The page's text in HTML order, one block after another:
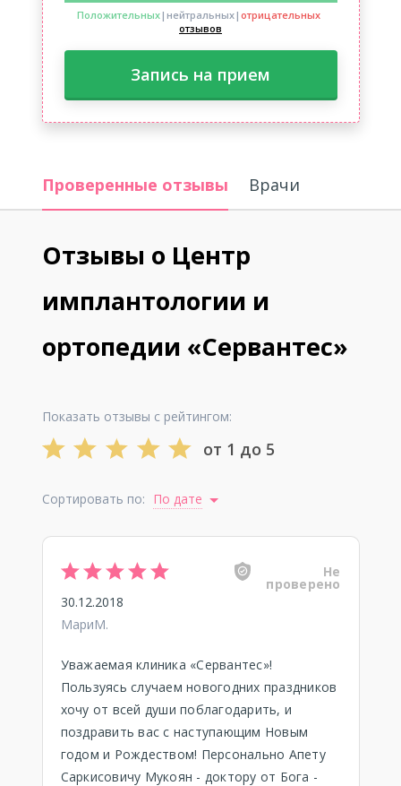
Положительных|нейтральных| отрицательных
отзывов
Запись на прием
Проверенные отзывы Врачи
Отзывы о Центр
имплантологии и
ортопедии «Сервантес»
Показать отзывы с рейтингом:
от 1 до 5
Сортировать по: По дате
Не
проверено
30.12.2018
МариМ.
Уважаемая клиника «Сервантес»!
Пользуясь случаем новогодних праздников
хочу от всей души поблагодарить, и
поздравить вас с наступающим Новым
годом и Рождеством! Персонально Апету
Саркисовичу Мукоян - доктору от Бога -